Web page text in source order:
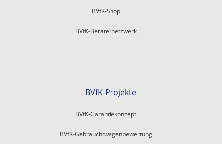
BVfK-Shop
BVfK-Beraternetzwerk
BVfK-Projekte
BVfK-Garantiekonzept
BVfK-Gebrauchtwagenbewertung